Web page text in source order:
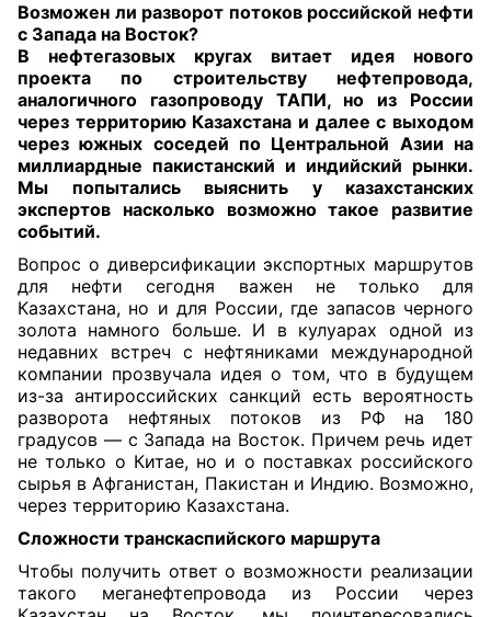
Возможен ли разворот потоков российской нефти
с Запада на Восток?
В нефтегазовых кругах витает идея нового
проекта по строительству нефтепровода,
аналогичного газопроводу ТАПИ, но из России
через территорию Казахстана и далее с выходом
через южных соседей по Центральной Азии на
миллиардные пакистанский и индийский рынки.
Мы попытались выяснить у казахстанских
экспертов насколько возможно такое развитие
событий.
Вопрос о диверсификации экспортных маршрутов
для нефти сегодня важен не только для
Казахстана, но и для России, где запасов черного
золота намного больше. И в кулуарах одной из
недавних встреч с нефтяниками международной
компании прозвучала идея о том, что в будущем
из-за антироссийских санкций есть вероятность
разворота нефтяных потоков из РФ на 180
градусов — с Запада на Восток. Причем речь идет
не только о Китае, но и о поставках российского
сырья в Афганистан, Пакистан и Индию. Возможно,
через территорию Казахстана.
Сложности транскаспийского маршрута
Чтобы получить ответ о возможности реализации
такого меганефтепровода из России через